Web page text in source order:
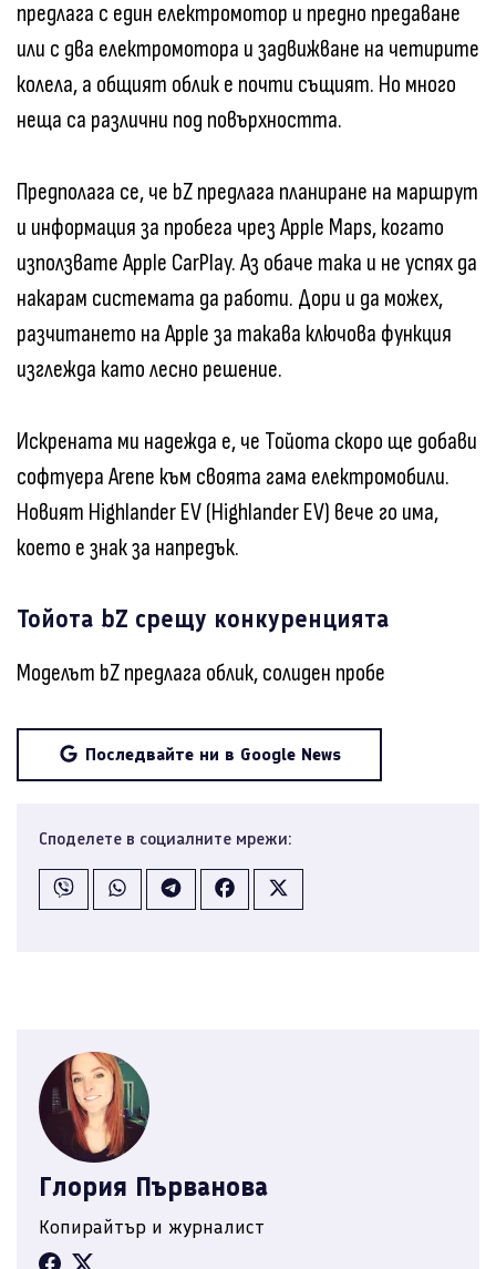
предлага с един електромотор и предно предаване
или с два електромотора и задвижване на четирите
колела, а общият облик е почти същият. Но много
неща са различни под повърхността.
Предполага се, че bZ предлага планиране на маршрут
и информация за пробега чрез Apple Maps, когато
използвате Apple CarPlay. Аз обаче така и не успях да
накарам системата да работи. Дори и да можех,
разчитането на Apple за такава ключова функция
изглежда като лесно решение.
Искрената ми надежда е, че Тойота скоро ще добави
софтуера Arene към своята гама електромобили.
Новият Highlander EV (Highlander EV) вече го има,
което е знак за напредък.
Тойота bZ срещу конкуренцията
Моделът bZ предлага облик, солиден пробе
Последвайте ни в Google News
Споделете в социалните мрежи:
Глория Първанова
Копирайтър и журналист